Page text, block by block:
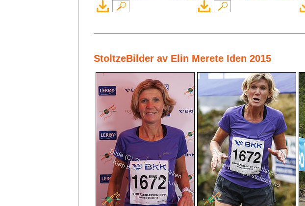
StoltzeBilder av Elin Merete Iden 2015